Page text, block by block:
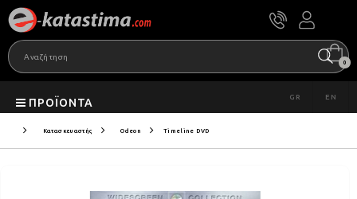
0
ΠΡΟΪΌΝΤΑ GR EN
Κατασκευαστής Odeon Timeline DVD